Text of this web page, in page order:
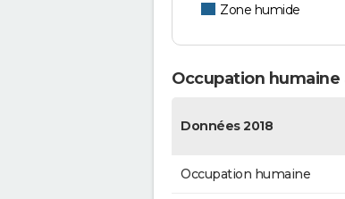
Zone humide
Occupation humaine
Données 2018
Occupation humaine